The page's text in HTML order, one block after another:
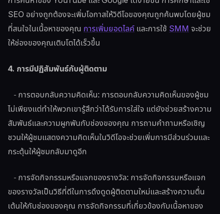
SEO อย่างถูกต้องจะเพิ่มโอกาสให้วิดีโอของคุณถูกค้นพบโดยผู้ชม
ที่สนใจในเนื้อหาของคุณ การเพิ่มยอดไลค์ และการใช้ SMMจะช่วย
ให้ช่องของคุณเติบโตได้เร็วขึ้น
4. การมีปฏิสัมพันธ์กับผู้ติดตาม
- การตอบกลับความคิดเห็น: การตอบกลับความคิดเห็นของผู้ชม
ไม่เพียงแต่ทำให้พวกเขารู้สึกว่าได้รับการใส่ใจ แต่ยังช่วยสร้างความ
สัมพันธ์และความผูกพันกับช่องของคุณ การถามคำถามหรือเชิญ
ชวนให้ผู้ชมแสดงความคิดเห็นในวิดีโอจะช่วยเพิ่มการมีส่วนร่วมและ
กระตุ้นให้ผู้ชมกลับมาดูอีก
- การจัดกิจกรรมหรือแจกของรางวัล: การจัดกิจกรรมหรือแจก
ของรางวัลเป็นวิธีที่ดีในการดึงดูดผู้ติดตามใหม่และสร้างความตื่น
เต้นให้กับช่องของคุณ การจัดกิจกรรมที่เกี่ยวข้องกับเนื้อหาของ